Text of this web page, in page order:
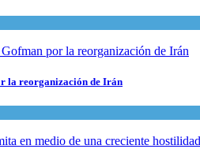
la reorganización de Irán